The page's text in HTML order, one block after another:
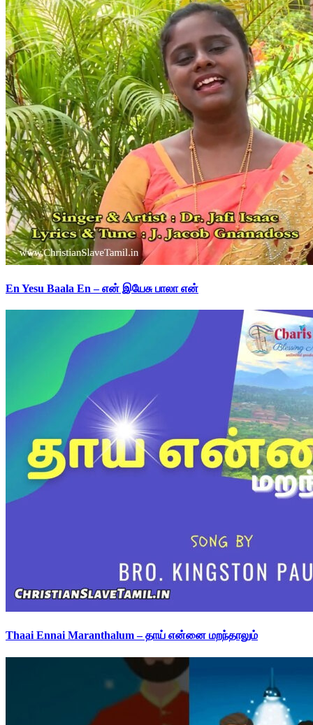
En Yesu Baala En – என் இயேசு பாலா என்
Thaai Ennai Maranthalum – தாய் என்னை மறந்தாலும்